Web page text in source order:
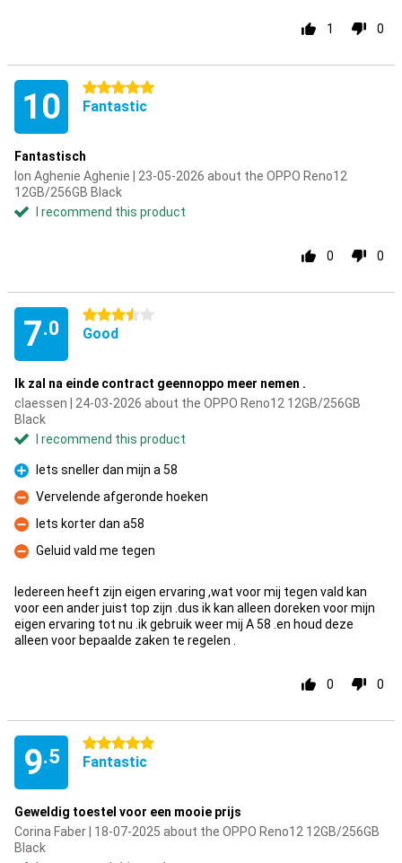
1 0
10 5 stars
Fantastic
Fantastisch
Ion Aghenie Aghenie | 23-05-2026 about the OPPO Reno12
12GB/256GB Black
I recommend this product
0 0
7.0
3.5 stars
Good
Ik zal na einde contract geennoppo meer nemen .
claessen | 24-03-2026 about the OPPO Reno12 12GB/256GB
Black
I recommend this product
Pro
Iets sneller dan mijn a 58
Con
Vervelende afgeronde hoeken
Con
Iets korter dan a58
Con
Geluid vald me tegen
Iedereen heeft zijn eigen ervaring ,wat voor mij tegen vald kan
voor een ander juist top zijn .dus ik kan alleen doreken voor mijn
eigen ervaring tot nu .ik gebruik weer mij A 58 .en houd deze
alleen voor bepaalde zaken te regelen .
0 0
9.5
5 stars
Fantastic
Geweldig toestel voor een mooie prijs
Corina Faber | 18-07-2025 about the OPPO Reno12 12GB/256GB
Black